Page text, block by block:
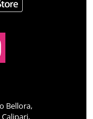
Bellora,